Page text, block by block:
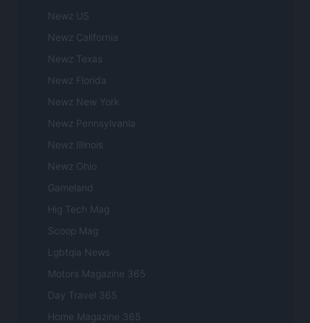
Newz US
Newz California
Newz Texas
Newz Florida
Newz New York
Newz Pennsylvania
Newz Illinois
Newz Ohio
Gameland
Hig Tech Mag
Scoop Mag
Lgbtqia News
Motors Magazine 365
Day Travel 365
Home Magazine 365